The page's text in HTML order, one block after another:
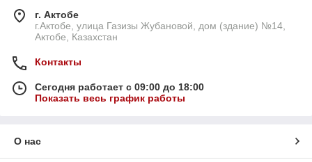
г. Актобе
г.Актобе, улица Газизы Жубановой, дом (здание) №14,
Актобе, Казахстан
Контакты
Сегодня работает с 09:00 до 18:00
Показать весь график работы
О нас